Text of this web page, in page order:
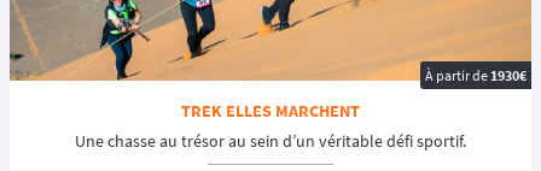
À partir de 1930€
TREK ELLES MARCHENT
Une chasse au trésor au sein d’un véritable défi sportif.